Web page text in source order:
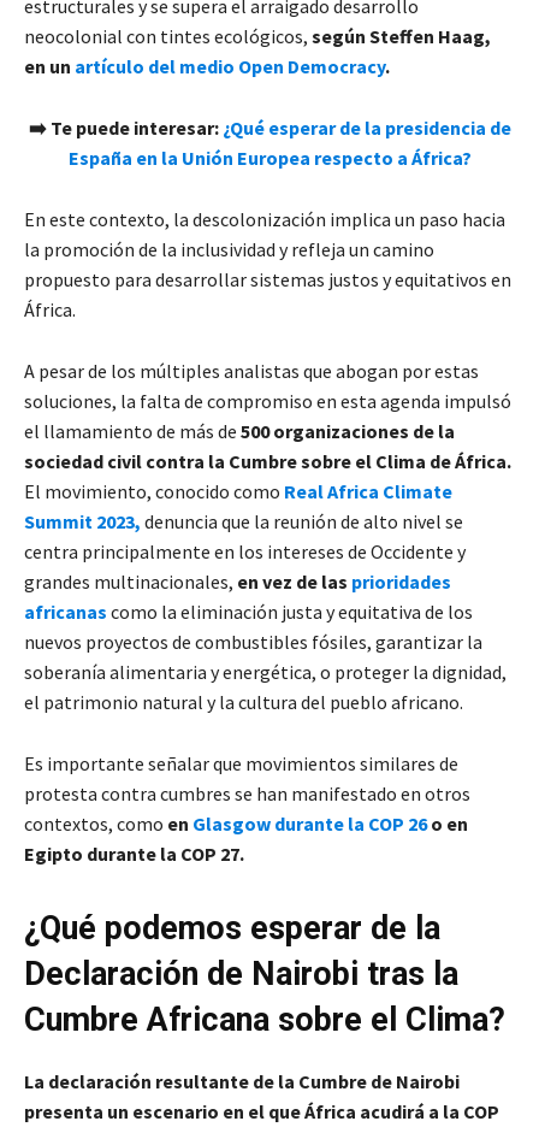
estructurales y se supera el arraigado desarrollo
neocolonial con tintes ecológicos, según Steffen Haag,
en un artículo del medio Open Democracy.
➡️ Te puede interesar: ¿Qué esperar de la presidencia de
España en la Unión Europea respecto a África?
En este contexto, la descolonización implica un paso hacia
la promoción de la inclusividad y refleja un camino
propuesto para desarrollar sistemas justos y equitativos en
África.
A pesar de los múltiples analistas que abogan por estas
soluciones, la falta de compromiso en esta agenda impulsó
el llamamiento de más de 500 organizaciones de la
sociedad civil contra la Cumbre sobre el Clima de África.
El movimiento, conocido como Real Africa Climate
Summit 2023, denuncia que la reunión de alto nivel se
centra principalmente en los intereses de Occidente y
grandes multinacionales, en vez de las prioridades
africanas como la eliminación justa y equitativa de los
nuevos proyectos de combustibles fósiles, garantizar la
soberanía alimentaria y energética, o proteger la dignidad,
el patrimonio natural y la cultura del pueblo africano.
Es importante señalar que movimientos similares de
protesta contra cumbres se han manifestado en otros
contextos, como en Glasgow durante la COP 26o en
Egipto durante la COP 27.
¿Qué podemos esperar de la
Declaración de Nairobi tras la
Cumbre Africana sobre el Clima?
La declaración resultante de la Cumbre de Nairobi
presenta un escenario en el que África acudirá a la COP